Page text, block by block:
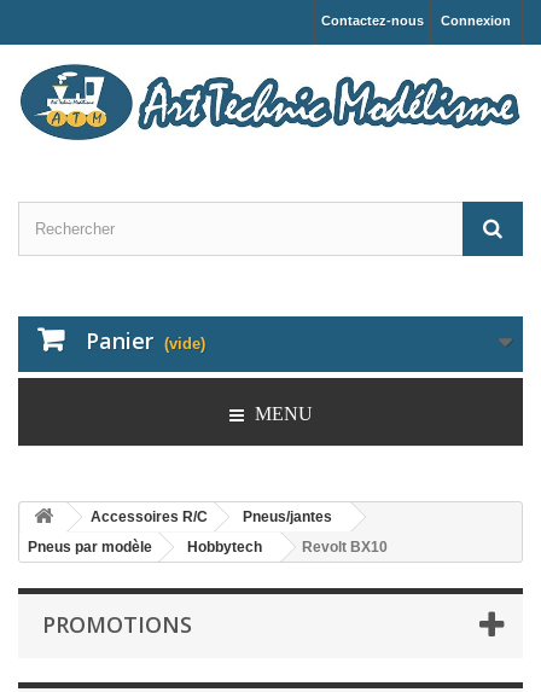
Connexion
Contactez-nous
Panier (vide)
MENU
Accessoires R/C
Pneus/jantes
Pneus par modèle
Hobbytech Revolt BX10
PROMOTIONS